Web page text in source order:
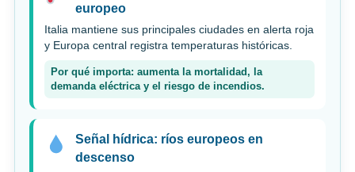
europeo
Italia mantiene sus principales ciudades en alerta roja
y Europa central registra temperaturas históricas.
Por qué importa: aumenta la mortalidad, la
demanda eléctrica y el riesgo de incendios.
Señal hídrica: ríos europeos en
descenso